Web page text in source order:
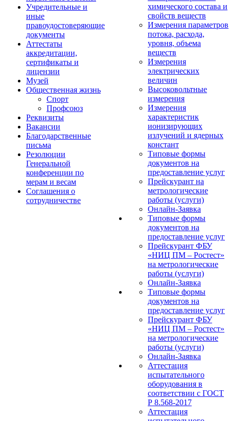
Учредительные и
иные
правоудостоверяющие
документы
Аттестаты
аккредитации,
сертификаты и
лицензии
Музей
Общественная жизнь
Спорт
Профсоюз
Реквизиты
Вакансии
Благодарственные
письма
Резолюции
Генеральной
конференции по
мерам и весам
Соглашения о
сотрудничестве
химического состава и
свойств веществ
Измерения параметров
потока, расхода,
уровня, объема
веществ
Измерения
электрических
величин
Высоковольтные
измерения
Измерения
характеристик
ионизирующих
излучений и ядерных
констант
Типовые формы
документов на
предоставление услуг
Прейскурант на
метрологические
работы (услуги)
Онлайн-Заявка
Типовые формы
документов на
предоставление услуг
Прейскурант ФБУ
«НИЦ ПМ – Ростест»
на метрологические
работы (услуги)
Онлайн-Заявка
Типовые формы
документов на
предоставление услуг
Прейскурант ФБУ
«НИЦ ПМ – Ростест»
на метрологические
работы (услуги)
Онлайн-Заявка
Аттестация
испытательного
оборудования в
соответствии с ГОСТ
Р 8.568-2017
Аттестация